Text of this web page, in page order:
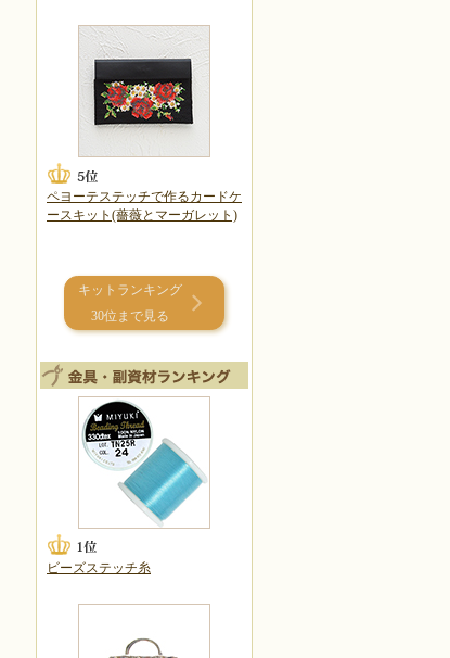
ペヨーテステッチで作るカードケ
ースキット(薔薇とマーガレット)
キットランキング
30位まで見る
ビーズステッチ糸